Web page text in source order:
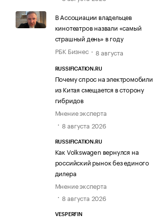
В Ассоциации владельцев
кинотеатров назвали «самый
страшный день» в году
РБК Бизнес
8 августа
RUSSIFICATION.RU
Почему спрос на электромобили
из Китая смещается в сторону
гибридов
Мнение эксперта
8 августа 2026
RUSSIFICATION.RU
Как Volkswagen вернулся на
российский рынок без единого
дилера
Мнение эксперта
8 августа 2026
VESPERFIN